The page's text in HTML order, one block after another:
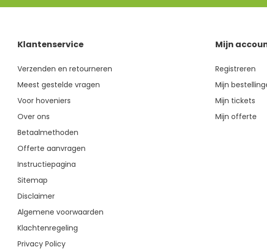
Klantenservice
Verzenden en retourneren
Meest gestelde vragen
Voor hoveniers
Over ons
Betaalmethoden
Offerte aanvragen
Instructiepagina
Sitemap
Disclaimer
Algemene voorwaarden
Klachtenregeling
Privacy Policy
Mijn
Registreren
Mijn
Mijn tickets
Mijn offerte